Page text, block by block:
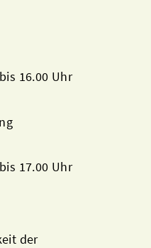
16.00 Uhr
17.00 Uhr
der